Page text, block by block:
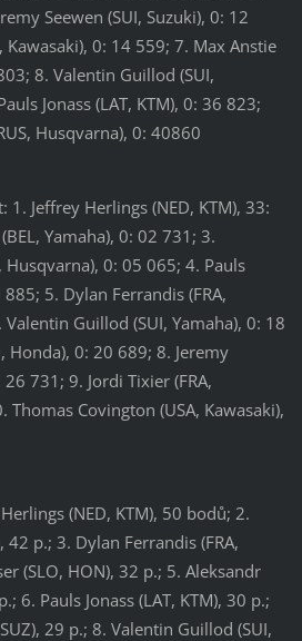
Seewen (SUI, Suzuki), 0: 12
Kawasaki), 0: 14 559; 7. Max Anstie
8. Valentin Guillod (SUI,
Jonass (LAT, KTM), 0: 36 823;
Husqvarna), 0: 40860
1. Jeffrey Herlings (NED, KTM), 33:
Yamaha), 0: 02 731; 3.
Husqvarna), 0: 05 065; 4. Pauls
885; 5. Dylan Ferrandis (FRA,
Guillod (SUI, Yamaha), 0: 18
Honda), 0: 20 689; 8. Jeremy
26 731; 9. Jordi Tixier (FRA,
Thomas Covington (USA, Kawasaki),
(NED, KTM), 50 bodů; 2.
42 p.; 3. Dylan Ferrandis (FRA,
(SLO, HON), 32 p.; 5. Aleksandr
6. Pauls Jonass (LAT, KTM), 30 p.;
29 p.; 8. Valentin Guillod (SUI,